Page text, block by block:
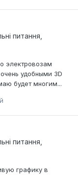
питання,
электровозам
удобными 3D
будет многим...
питання,
графику в